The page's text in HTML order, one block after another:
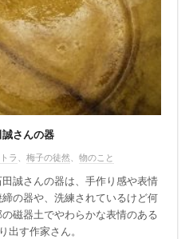
さんの器
ラ 梅子の徒然 物のこと
誠さんの器は、手作り感や表情
の器や、洗練されているけど何
磁器土でやわらかな表情のある
出す作家さん。